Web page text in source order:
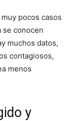
muy pocos casos
se conocen
muchos datos,
contagiosos,
menos
y